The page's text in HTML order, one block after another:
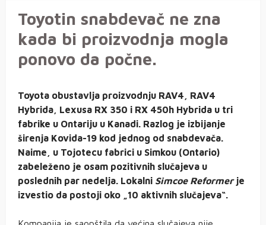
Toyotin snabdevač ne zna
kada bi proizvodnja mogla
ponovo da počne.
Toyota obustavlja proizvodnju RAV4, RAV4
Hybrida, Lexusa RX 350 i RX 450h Hybrida u tri
fabrike u Ontariju u Kanadi. Razlog je izbijanje
širenja Kovida-19 kod jednog od snabdevača.
Naime, u Tojotecu fabrici u Simkou (Ontario)
zabeleženo je osam pozitivnih slučajeva u
poslednih par nedelja. Lokalni Simcoe Reformerje
izvestio da postoji oko „10 aktivnih slučajeva“.